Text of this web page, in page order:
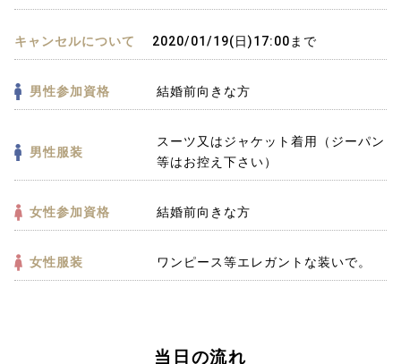
キャンセルについて 2020/01/19(日)17:00まで
男性参加資格 結婚前向きな方
男性服装
スーツ又はジャケット着用（ジーパン
等はお控え下さい）
女性参加資格 結婚前向きな方
女性服装 ワンピース等エレガントな装いで。
当日の流れ